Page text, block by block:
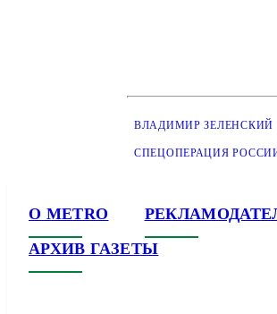
ВЛАДИМИР ЗЕЛЕНСКИЙ
СПЕЦОПЕРАЦИЯ
О METRO
АРХИВ ГАЗЕТЫ